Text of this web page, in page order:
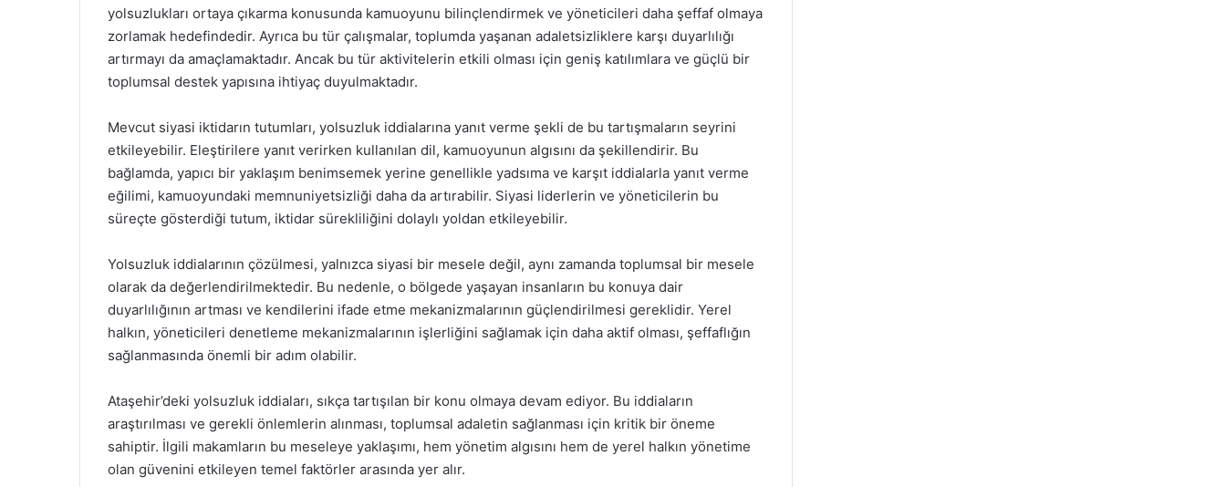
yolsuzlukları ortaya çıkarma konusunda kamuoyunu bilinçlendirmek ve yöneticileri daha şeffaf olmaya
zorlamak hedefindedir. Ayrıca bu tür çalışmalar, toplumda yaşanan adaletsizliklere karşı duyarlılığı
artırmayı da amaçlamaktadır. Ancak bu tür aktivitelerin etkili olması için geniş katılımlara ve güçlü bir
toplumsal destek yapısına ihtiyaç duyulmaktadır.
Mevcut siyasi iktidarın tutumları, yolsuzluk iddialarına yanıt verme şekli de bu tartışmaların seyrini
etkileyebilir. Eleştirilere yanıt verirken kullanılan dil, kamuoyunun algısını da şekillendirir. Bu
bağlamda, yapıcı bir yaklaşım benimsemek yerine genellikle yadsıma ve karşıt iddialarla yanıt verme
eğilimi, kamuoyundaki memnuniyetsizliği daha da artırabilir. Siyasi liderlerin ve yöneticilerin bu
süreçte gösterdiği tutum, iktidar sürekliliğini dolaylı yoldan etkileyebilir.
Yolsuzluk iddialarının çözülmesi, yalnızca siyasi bir mesele değil, aynı zamanda toplumsal bir mesele
olarak da değerlendirilmektedir. Bu nedenle, o bölgede yaşayan insanların bu konuya dair
duyarlılığının artması ve kendilerini ifade etme mekanizmalarının güçlendirilmesi gereklidir. Yerel
halkın, yöneticileri denetleme mekanizmalarının işlerliğini sağlamak için daha aktif olması, şeffaflığın
sağlanmasında önemli bir adım olabilir.
Ataşehir’deki yolsuzluk iddiaları, sıkça tartışılan bir konu olmaya devam ediyor. Bu iddiaların
araştırılması ve gerekli önlemlerin alınması, toplumsal adaletin sağlanması için kritik bir öneme
sahiptir. İlgili makamların bu meseleye yaklaşımı, hem yönetim algısını hem de yerel halkın yönetime
olan güvenini etkileyen temel faktörler arasında yer alır.